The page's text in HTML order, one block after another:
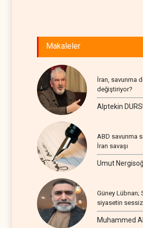
Makaleler
İran, savunma
değiştiriyor?
Alptekin
ABD savunma
İran savaşı
Umut
Güney Lübnan;
siyasetin
Muhammed